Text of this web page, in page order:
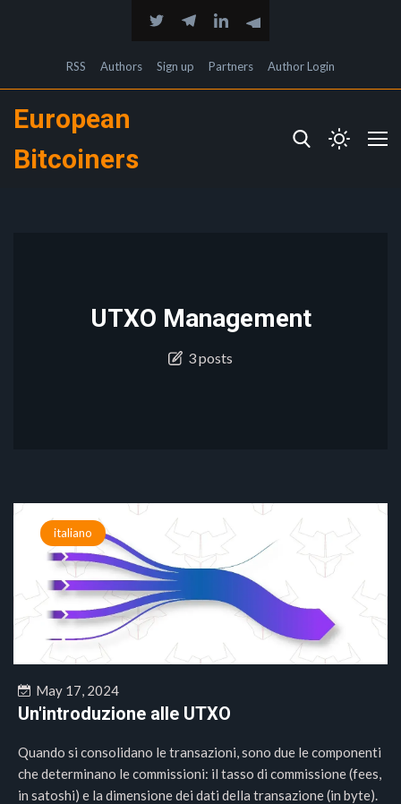
RSS Authors Sign up Partners Author Login
European
Bitcoiners
UTXO Management
3 posts
italiano
May 17, 2024
Un'introduzione alle UTXO
Quando si consolidano le transazioni, sono due le componenti
che determinano le commissioni: il tasso di commissione (fees,
in satoshi) e la dimensione dei dati della transazione (in byte).